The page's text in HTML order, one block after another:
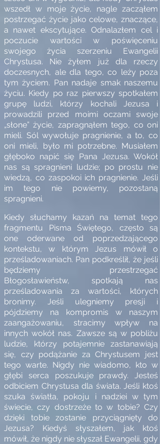
wszedł w moje życie, nagle zacząłem
postrzegać życie jako celowe, znaczące,
a nawet ekscytujące. Odnalazłem cel i
poczucie wartości w poświęceniu
swojego życia szerzeniu Ewangelii
Chrystusa. Nie żyłem już dla rzeczy
doczesnych, ale dla tego, co leży poza
tym życiem. Pan nadaje smak naszemu
życiu. Kiedy po raz pierwszy spotkałem
grupę ludzi, którzy kochali Jezusa i
prowadzili przed moimi oczami swoje
„słone” życie, zapragnąłem tego, co oni
mieli. Sól wywołuje pragnienie, a to, co
oni mieli, było mi potrzebne. Musiałem
głęboko napić się Pana Jezusa. Wokół
nas są spragnieni ludzie; po prostu nie
wiedzą, co zaspokoi ich pragnienie. Jeśli
im tego nie powiemy, pozostaną
spragnieni.
Kiedy słuchamy kazań na temat tego
fragmentu Pisma Świętego, często są
one oderwane od poprzedzającego
kontekstu, w którym Jezus mówił o
prześladowaniach. Pan podkreślił, że jeśli
będziemy przestrzegać
Błogosławieństw, spotkają nas
prześladowania za wartości, których
bronimy. Jeśli ulegniemy presji i
pójdziemy na kompromis w naszym
zaangażowaniu, stracimy wpływ na
innych wokół nas. Zawsze są w pobliżu
ludzie, którzy potajemnie zastanawiają
się, czy podążanie za Chrystusem jest
tego warte. Nigdy nie wiadomo, kto w
głębi serca poszukuje prawdy. Jesteś
odbiciem Chrystusa dla świata. Jeśli ktoś
szuka światła, pokoju i nadziei w tym
świecie, czy dostrzeże to w tobie? Czy
dzięki tobie zostanie przyciągnięty do
Jezusa? Kiedyś słyszałem, jak ktoś
mówił, że nigdy nie słyszał Ewangelii, gdy